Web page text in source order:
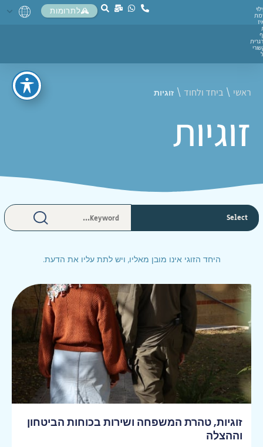
לתרומות
ראשי \ ביחד ולחוד \ זוגיות
זוגיות
היחד הזוגי אינו מובן מאליו, ויש לתת עליו את הדעת.
זוגיות, טהרת המשפחה ושירות בכוחות הביטחון
וההצלה